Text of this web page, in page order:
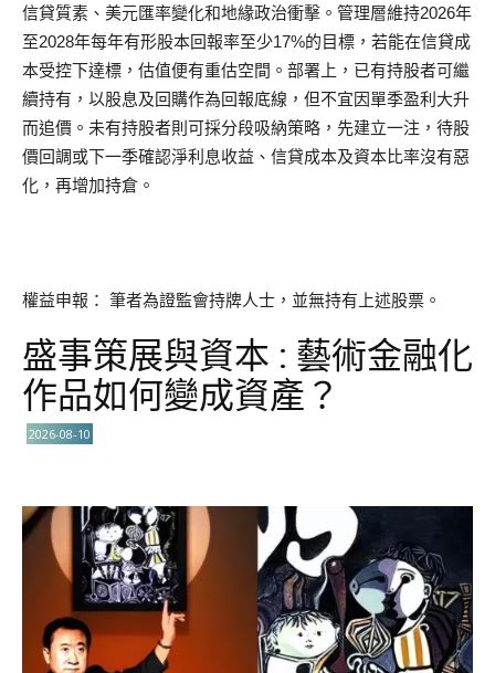
信貸質素、美元匯率變化和地緣政治衝擊。管理層維持2026年
至2028年每年有形股本回報率至少17%的目標，若能在信貸成
本受控下達標，估值便有重估空間。部署上，已有持股者可繼
續持有，以股息及回購作為回報底線，但不宜因單季盈利大升
而追價。未有持股者則可採分段吸納策略，先建立一注，待股
價回調或下一季確認淨利息收益、信貸成本及資本比率沒有惡
化，再增加持倉。
權益申報： 筆者為證監會持牌人士，並無持有上述股票。
盛事策展與資本 : 藝術金融化
作品如何變成資產？
2026-08-10